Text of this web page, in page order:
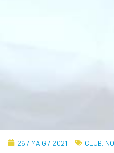
26 / MAIG / 2021 CLUB,